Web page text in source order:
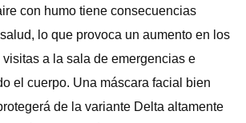
con humo tiene consecuencias
lo que provoca un aumento en los
a la sala de emergencias e
el cuerpo. Una máscara facial bien
de la variante Delta altamente